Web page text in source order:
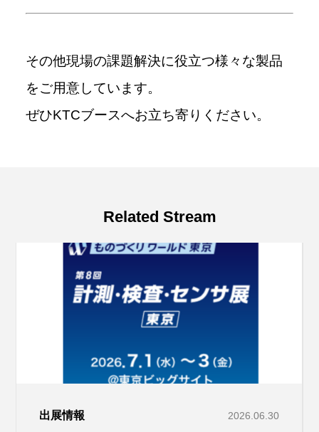
その他現場の課題解決に役立つ様々な製品
をご用意しています。
ぜひKTCブースへお立ち寄りください。
Related Stream
出展情報 2026.06.30